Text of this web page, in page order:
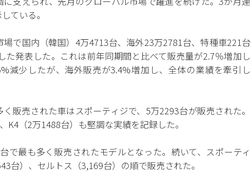
ている。
で国内（韓国）4万4713台、海外23万2781台、特種車221台
た発表した。これは前年同期間と比べて販売量が2.7％増加し
減少したが、海外販売が3.4%増加し、全体の業績を牽引し
販売された車はスポーティジで、5万2293台が販売された。
K4（2万1488台）も堅調な実績を記録した。
で最も多く販売されたモデルとなった。続いて、スポーティ
台）、セルトス（3,169台）の順で販売された。